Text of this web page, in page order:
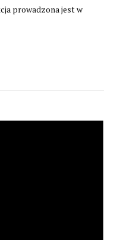
prowadzona jest w